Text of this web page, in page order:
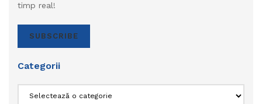
timp real!
SUBSCRIBE
Categorii